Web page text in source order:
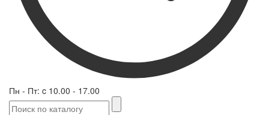
Пн - Пт: c 10.00 - 17.00